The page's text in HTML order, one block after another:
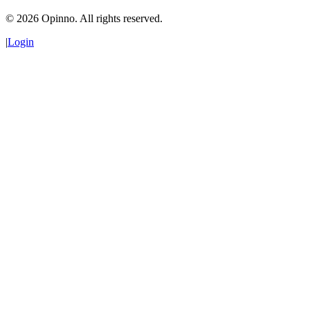
© 2026 Opinno. All rights reserved.
|Login